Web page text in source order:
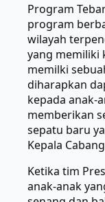
Program
program
wilayah
yang memiliki
memilki
diharapkan
kepada anak-
memberikan
sepatu baru
Kepala
Ketika tim
anak-anak